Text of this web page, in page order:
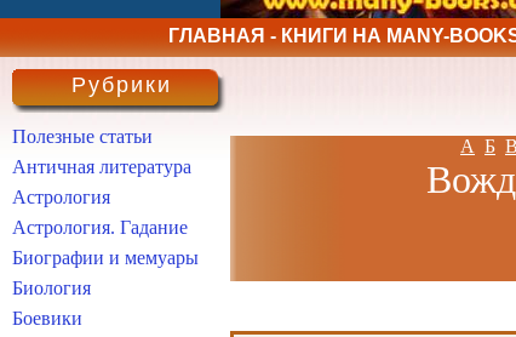
ГЛАВНАЯ - КНИГИ НА MANY-
А Б В
Рубрики
Полезные статьи
Античная литература
Астрология
Астрология. Гадание
Биографии и мемуары
Биология
Боевики